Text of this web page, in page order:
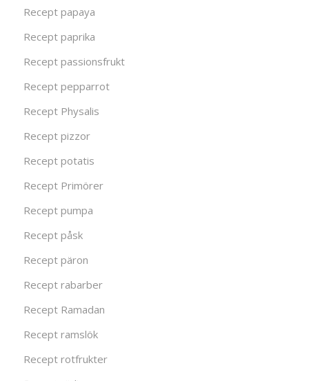
Recept papaya
Recept paprika
Recept passionsfrukt
Recept pepparrot
Recept Physalis
Recept pizzor
Recept potatis
Recept Primörer
Recept pumpa
Recept påsk
Recept päron
Recept rabarber
Recept Ramadan
Recept ramslök
Recept rotfrukter